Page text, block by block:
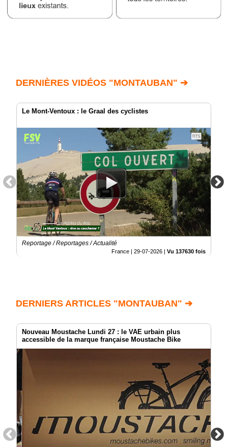
DERNIÈRES VIDÉOS "MONTAUBAN" ➔
Le Mont-Ventoux : le Graal des cyclistes
Reportage / Reportages / Actualité
France | 29-07-2026 | Vu 137630 fois
DERNIERS ARTICLES "MONTAUBAN" ➔
Nouveau Moustache Lundi 27 : le VAE urbain plus
accessible de la marque française Moustache Bike